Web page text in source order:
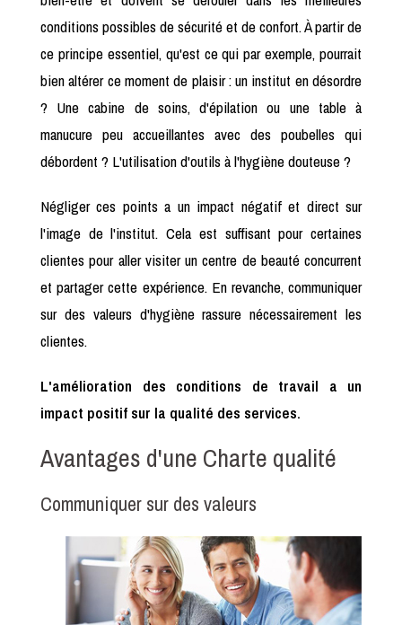
conditions possibles de sécurité et de confort. À partir de
ce principe essentiel, qu'est ce qui par exemple, pourrait
bien altérer ce moment de plaisir : un institut en désordre
? Une cabine de soins, d'épilation ou une table à
manucure peu accueillantes avec des poubelles qui
débordent ? L'utilisation d'outils à l'hygiène douteuse ?
Négliger ces points a un impact négatif et direct sur
l'image de l'institut. Cela est suffisant pour certaines
clientes pour aller visiter un centre de beauté concurrent
et partager cette expérience. En revanche, communiquer
sur des valeurs d'hygiène rassure nécessairement les
clientes.
L'amélioration des conditions de travail a un
impact positif sur la qualité des services.
Avantages d'une Charte qualité
Communiquer sur des valeurs